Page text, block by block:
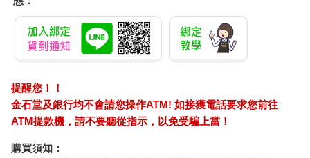
提醒您！！
金石堂及銀行均不會請您操作ATM! 如接獲電話要求您前往
ATM提款機，請不要聽從指示，以免受騙上當！
購買須知：